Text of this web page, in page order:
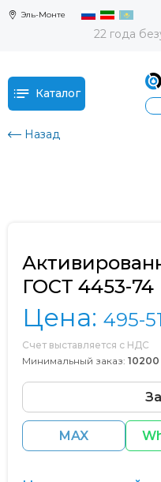
Эль-Монте
22 года
Каталог
Назад
ГОСТ 4453-74
Цена: 495-
Счет выставляется с НДС
Минимальный заказ: 10200
MAX